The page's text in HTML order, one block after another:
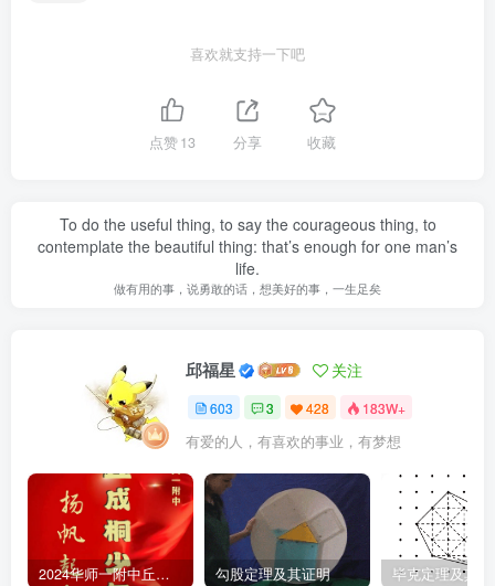
喜欢就支持一下吧
点赞13 分享 收藏
To do the useful thing, to say the courageous thing, to
contemplate the beautiful thing: that’s enough for one man’s
life.
做有用的事，说勇敢的话，想美好的事，一生足矣
邱福星 关注
603 3 428 183W+
有爱的人，有喜欢的事业，有梦想
2024华师一附中丘班游园考试真题 勾股定理及其证明 毕克定理及其